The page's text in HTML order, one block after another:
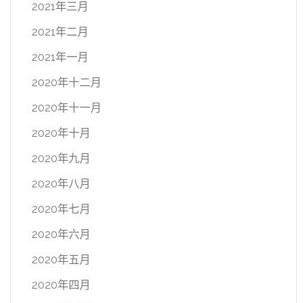
2021年三月
2021年二月
2021年一月
2020年十二月
2020年十一月
2020年十月
2020年九月
2020年八月
2020年七月
2020年六月
2020年五月
2020年四月